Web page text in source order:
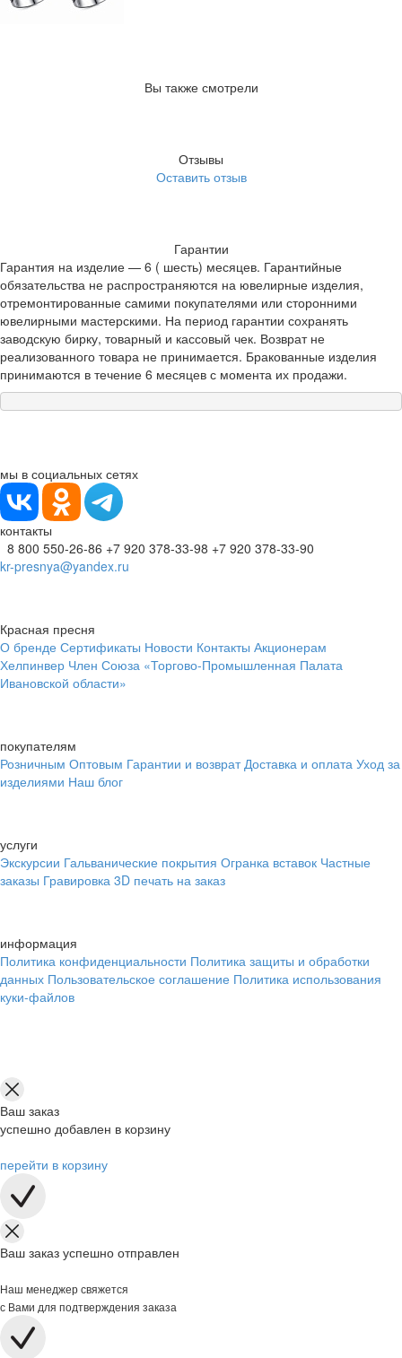
Вы также смотрели
Отзывы
Оставить отзыв
Гарантии
Гарантия на изделие — 6 ( шесть) месяцев. Гарантийные
обязательства не распространяются на ювелирные изделия,
отремонтированные самими покупателями или сторонними
ювелирными мастерскими. На период гарантии сохранять
заводскую бирку, товарный и кассовый чек. Возврат не
реализованного товара не принимается. Бракованные изделия
принимаются в течение 6 месяцев с момента их продажи.
мы в социальных сетях
контакты
8 800 550-26-86 +7 920 378-33-98 +7 920 378-33-90
kr-presnya@yandex.ru
Красная пресня
О бренде Сертификаты Новости Контакты Акционерам
Хелпинвер Член Союза «Торгово-Промышленная Палата
Ивановской области»
покупателям
Розничным Оптовым Гарантии и возврат Доставка и оплата Уход за
изделиями Наш блог
услуги
Экскурсии Гальванические покрытия Огранка вставок Частные
заказы Гравировка 3D печать на заказ
информация
Политика конфиденциальности Политика защиты и обработки
данных Пользовательское соглашение Политика использования
куки-файлов
Ваш заказ
успешно добавлен в корзину
перейти в корзину
Ваш заказ успешно отправлен
Наш менеджер свяжется
с Вами для подтверждения заказа